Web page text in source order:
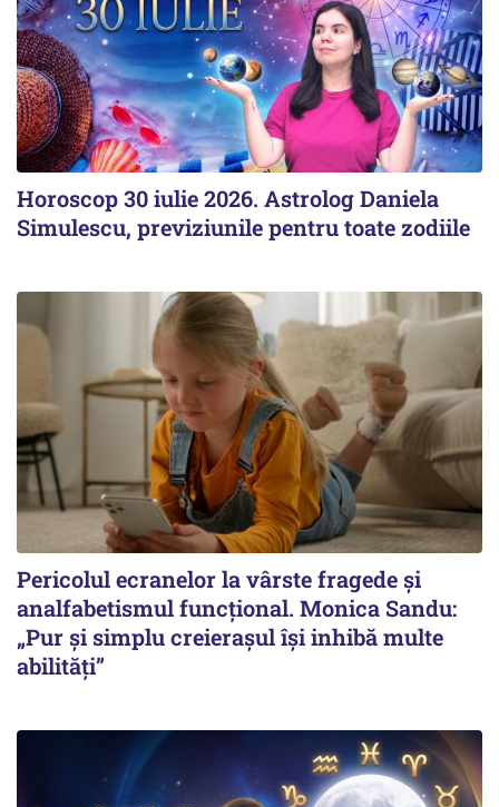
Horoscop 30 iulie 2026. Astrolog Daniela
Simulescu, previziunile pentru toate zodiile
Pericolul ecranelor la vârste fragede și
analfabetismul funcțional. Monica Sandu:
„Pur și simplu creierașul își inhibă multe
abilități”